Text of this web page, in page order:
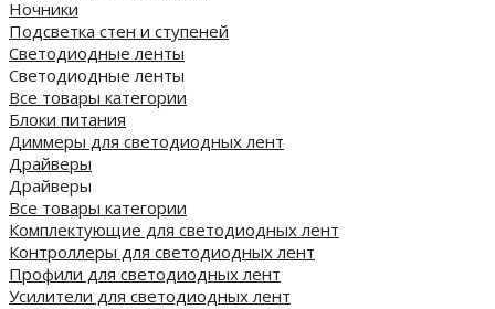
Ночники
Подсветка стен и ступеней
Светодиодные ленты
Светодиодные ленты
Все товары категории
Блоки питания
Диммеры для светодиодных лент
Драйверы
Драйверы
Все товары категории
Комплектующие для светодиодных лент
Контроллеры для светодиодных лент
Профили для светодиодных лент
Усилители для светодиодных лент